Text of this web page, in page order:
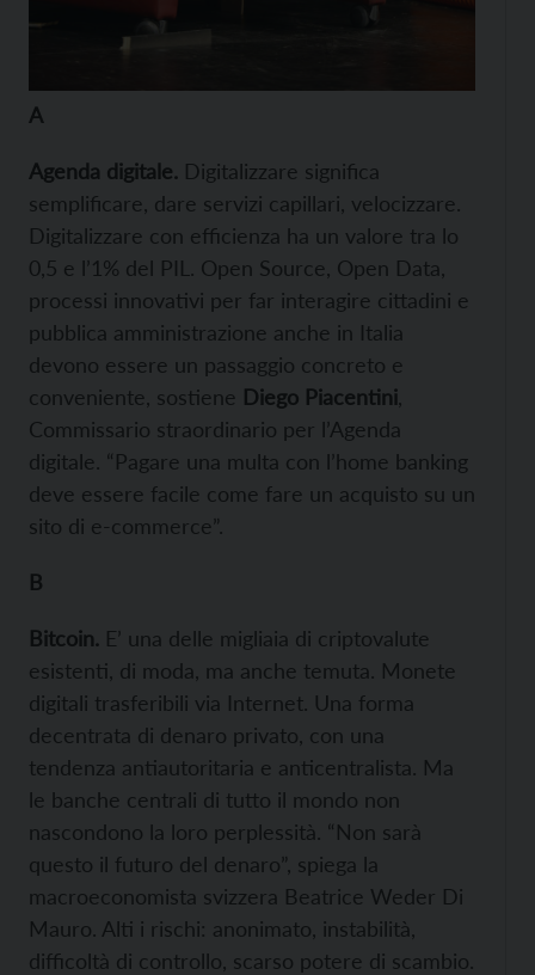
A
Agenda digitale. Digitalizzare significa
semplificare, dare servizi capillari, velocizzare.
Digitalizzare con efficienza ha un valore tra lo
0,5 e l’1% del PIL. Open Source, Open Data,
processi innovativi per far interagire cittadini e
pubblica amministrazione anche in Italia
devono essere un passaggio concreto e
conveniente, sostiene Diego Piacentini
Commissario straordinario per l’Agenda
digitale. “Pagare una multa con l’home banking
deve essere facile come fare un acquisto su un
sito di e-commerce”.
B
Bitcoin. E’ una delle migliaia di criptovalute
esistenti, di moda, ma anche temuta. Monete
digitali trasferibili via Internet. Una forma
decentrata di denaro privato, con una
tendenza antiautoritaria e anticentralista. Ma
le banche centrali di tutto il mondo non
nascondono la loro perplessità. “Non sarà
questo il futuro del denaro”, spiega la
macroeconomista svizzera Beatrice Weder Di
Mauro. Alti i rischi: anonimato, instabilità,
difficoltà di controllo, scarso potere di scambio.